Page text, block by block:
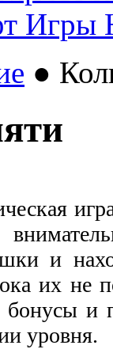
Игры
●
и
их не
и
уровня.